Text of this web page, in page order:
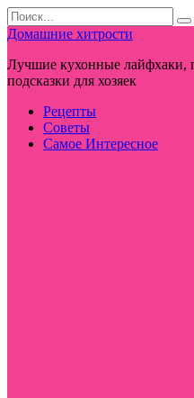
Перейти
к
контенту
Search
for:
Домашние хитрости
Лучшие кухонные лайфхаки,
подсказки для хозяек
Рецепты
Советы
Самое Интересное